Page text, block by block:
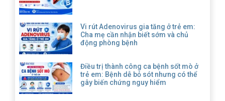
Vi rút Adenovirus gia tăng ở trẻ em:
Cha mẹ cần nhận biết sớm và chủ
động phòng bệnh
Điều trị thành công ca bệnh sốt mò ở
trẻ em: Bệnh dễ bỏ sót nhưng có thể
gây biến chứng nguy hiểm